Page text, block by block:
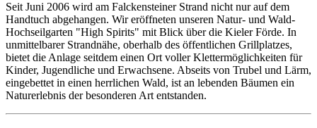
Seit Juni 2006 wird am Falckensteiner Strand nicht nur auf dem
Handtuch abgehangen. Wir eröffneten unseren Natur- und Wald-
Hochseilgarten "High Spirits" mit Blick über die Kieler Förde. In
unmittelbarer Strandnähe, oberhalb des öffentlichen Grillplatzes,
bietet die Anlage seitdem einen Ort voller Klettermöglichkeiten für
Kinder, Jugendliche und Erwachsene. Abseits von Trubel und Lärm,
eingebettet in einen herrlichen Wald, ist an lebenden Bäumen ein
Naturerlebnis der besonderen Art entstanden.